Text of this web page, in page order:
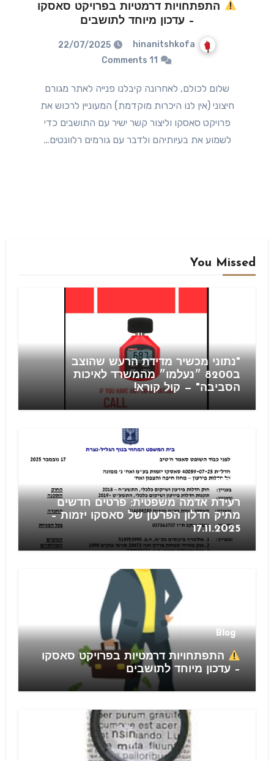
התפתחויות דרמטיות בפרויקט סאסקו
– עדכון מיוחד לתושבים
hinanitshkofa
22/07/2025
11 Comments
שלום לכולם, לאחרונה קיבלנו פנייה לאתר מגורם
חיצוני (אין לנו היכרות מוקדמת) המעוניין לרכוש את
פרויקט סאסקו וליצור קשר ישיר עם התושבים כדי
לשמוע את בעיותיהם ולדבר עם גורמים רלוונטים…
You Missed
"נתוני מכשיר מדידת הרעש שהוצב
ב8200 ״נעלמו״ מהמשרד לאיכות
הסביבה" — קול קורא!
חוזים
רעידת אדמה משפטית: פרטים חדשים
מתיק חדלון הפרעון של סאסקו יזמות –
17.11.2025
Blog
התפתחויות דרמטיות בפרויקט סאסקו
– עדכון מיוחד לתושבים